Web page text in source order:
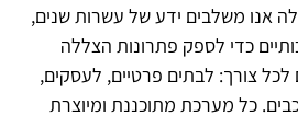
אנו משלבים ידע של עשרות שנים,
כדי לספק פתרונות הצללה
לכל צורך: לבתים פרטיים, לעסקים,
כל מערכת מתוכננת ומיוצרת